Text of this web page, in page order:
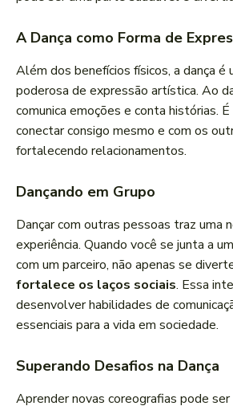
A Dança como Forma de
Além dos benefícios físicos, a dança é
poderosa de expressão artística. Ao
comunica emoções e conta histórias.
conectar consigo mesmo e com os
fortalecendo relacionamentos.
Dançando em Grupo
Dançar com outras pessoas traz uma
experiência. Quando você se junta a
com um parceiro, não apenas se
fortalece os laços sociais. Essa
desenvolver habilidades de
essenciais para a vida em sociedade.
Superando Desafios na Dança
Aprender novas coreografias pode